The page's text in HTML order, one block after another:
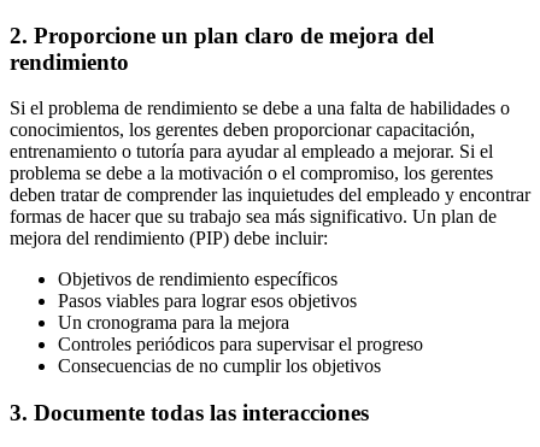
2. Proporcione un plan claro de mejora del
rendimiento
Si el problema de rendimiento se debe a una falta de habilidades o
conocimientos, los gerentes deben proporcionar capacitación,
entrenamiento o tutoría para ayudar al empleado a mejorar. Si el
problema se debe a la motivación o el compromiso, los gerentes
deben tratar de comprender las inquietudes del empleado y encontrar
formas de hacer que su trabajo sea más significativo. Un plan de
mejora del rendimiento (PIP) debe incluir:
Objetivos de rendimiento específicos
Pasos viables para lograr esos objetivos
Un cronograma para la mejora
Controles periódicos para supervisar el progreso
Consecuencias de no cumplir los objetivos
3. Documente todas las interacciones